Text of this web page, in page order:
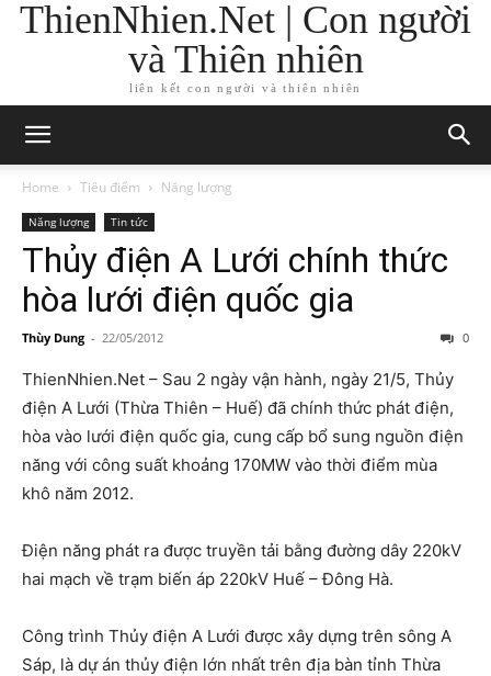
ThienNhien.Net | Con người
và Thiên nhiên
liên kết con người và thiên nhiên
Home Tiêu điểm Năng lượng
Năng lượng Tin tức
Thủy điện A Lưới chính thức
hòa lưới điện quốc gia
Thùy Dung - 22/05/2012 0
ThienNhien.Net – Sau 2 ngày vận hành, ngày 21/5, Thủy
điện A Lưới (Thừa Thiên – Huế) đã chính thức phát điện,
hòa vào lưới điện quốc gia, cung cấp bổ sung nguồn điện
năng với công suất khoảng 170MW vào thời điểm mùa
khô năm 2012.
Điện năng phát ra được truyền tải bằng đường dây 220kV
hai mạch về trạm biến áp 220kV Huế – Đông Hà.
Công trình Thủy điện A Lưới được xây dựng trên sông A
Sáp, là dự án thủy điện lớn nhất trên địa bàn tỉnh Thừa